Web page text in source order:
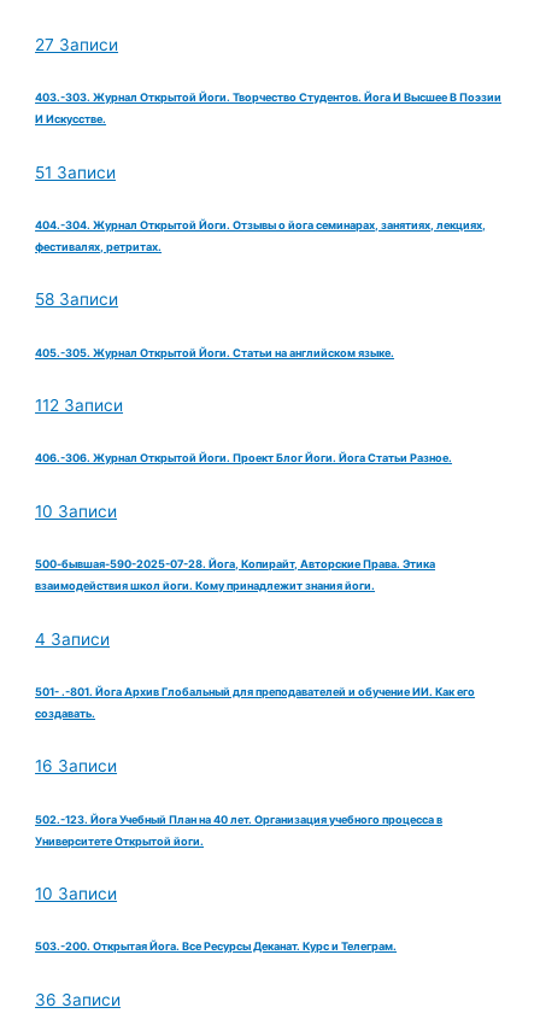
27 Записи
403.-303. Журнал Открытой Йоги. Творчество Студентов. Йога И Высшее В Поэзии
И Искусстве.
51 Записи
404.-304. Журнал Открытой Йоги. Отзывы о йога семинарах, занятиях, лекциях,
фестивалях, ретритах.
58 Записи
405.-305. Журнал Открытой Йоги. Статьи на английском языке.
112 Записи
406.-306. Журнал Открытой Йоги. Проект Блог Йоги. Йога Статьи Разное.
10 Записи
500-бывшая-590-2025-07-28. Йога, Копирайт, Авторские Права. Этика
взаимодействия школ йоги. Кому принадлежит знания йоги.
4 Записи
501- .-801. Йога Архив Глобальный для преподавателей и обучение ИИ. Как его
создавать.
16 Записи
502.-123. Йога Учебный План на 40 лет. Организация учебного процесса в
Университете Открытой йоги.
10 Записи
503.-200. Открытая Йога. Все Ресурсы Деканат. Курс и Телеграм.
36 Записи